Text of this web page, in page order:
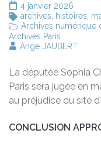
4 janvier 2026
archives
histoires
Archives numérique
Archives Paris
Ange JAUBERT
La députée Sophia
Paris sera jugée en
au préjudice du site
CONCLUSION